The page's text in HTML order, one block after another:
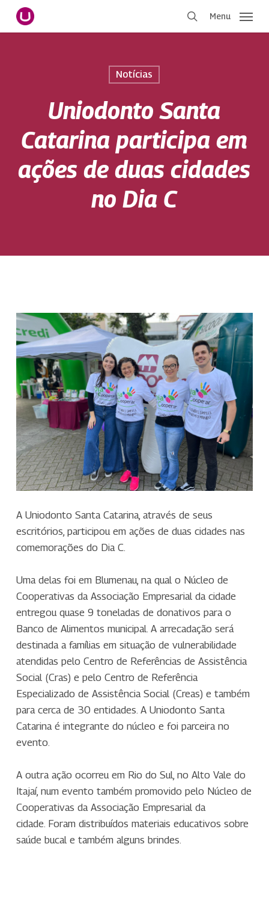
Pular
para
Menu
Notícias
Uniodonto Santa
Catarina participa em
ações de duas cidades
no Dia C
A Uniodonto Santa Catarina, através de seus
escritórios, participou em ações de duas cidades nas
comemorações do Dia C.
Uma delas foi em Blumenau, na qual o Núcleo de
Cooperativas da Associação Empresarial da cidade
entregou quase 9 toneladas de donativos para o
Banco de Alimentos municipal. A arrecadação será
destinada a famílias em situação de vulnerabilidade
atendidas pelo Centro de Referências de Assistência
Social (Cras) e pelo Centro de Referência
Especializado de Assistência Social (Creas) e também
para cerca de 30 entidades. A Uniodonto Santa
Catarina é integrante do núcleo e foi parceira no
evento.
A outra ação ocorreu em Rio do Sul, no Alto Vale do
Itajaí, num evento também promovido pelo Núcleo de
Cooperativas da Associação Empresarial da
cidade. Foram distribuídos materiais educativos sobre
saúde bucal e também alguns brindes.